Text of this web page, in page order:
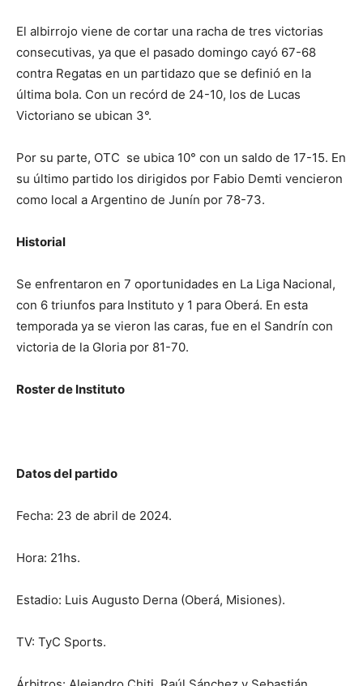
El albirrojo viene de cortar una racha de tres victorias
consecutivas, ya que el pasado domingo cayó 67-68
contra Regatas en un partidazo que se definió en la
última bola. Con un recórd de 24-10, los de Lucas
Victoriano se ubican 3°.
Por su parte, OTC se ubica 10° con un saldo de 17-15. En
su último partido los dirigidos por Fabio Demti vencieron
como local a Argentino de Junín por 78-73.
Historial
Se enfrentaron en 7 oportunidades en La Liga Nacional,
con 6 triunfos para Instituto y 1 para Oberá. En esta
temporada ya se vieron las caras, fue en el Sandrín con
victoria de la Gloria por 81-70.
Roster de Instituto
Datos del partido
Fecha: 23 de abril de 2024.
Hora: 21hs.
Estadio: Luis Augusto Derna (Oberá, Misiones).
TV: TyC Sports.